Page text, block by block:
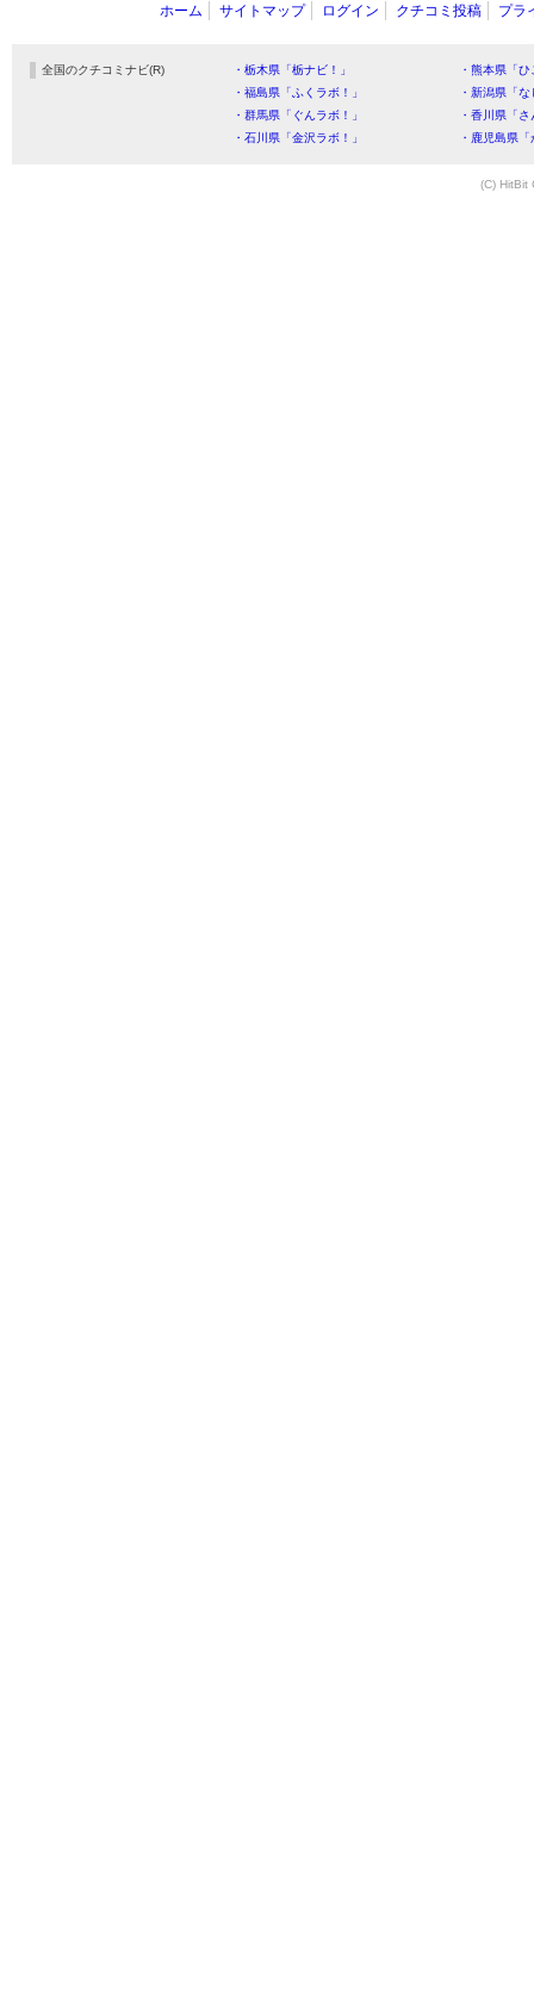
ホーム サイトマップ ログイン クチコミ投稿 プラ
全国のクチコミナビ(R) ・栃木県「栃ナビ！」
・熊本県「
・福島県「ふくラボ！」
・新潟県「
・群馬県「ぐんラボ！」
・香川県「
・石川県「金沢ラボ！」
・鹿児島県
(C) HitBit